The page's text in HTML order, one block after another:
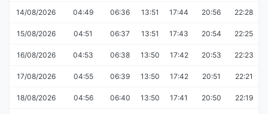
14/08/2026 04:49 06:36 13:51 17:44 20:56 22:28
15/08/2026 04:51 06:37 13:51 17:43 20:54 22:25
16/08/2026 04:53 06:38 13:50 17:42 20:53 22:23
17/08/2026 04:55 06:39 13:50 17:42 20:51 22:21
18/08/2026 04:56 06:40 13:50 17:41 20:50 22:19